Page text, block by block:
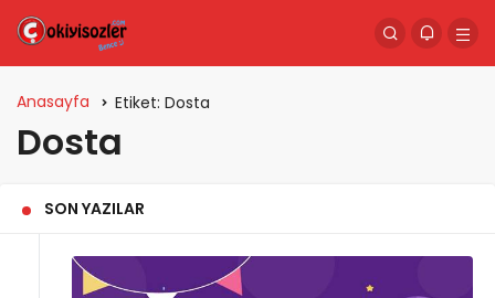
Anasayfa Etiket: Dosta
Dosta
SON YAZILAR